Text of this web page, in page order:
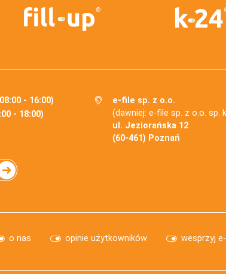
- 16:00)
- 18:00)
e-file sp. z o.o.
(dawniej: e-file sp. z o.o. sp.
ul. Jeziorańska 12
(60-461) Poznań
o nas opinie użytkowników wesprzyj